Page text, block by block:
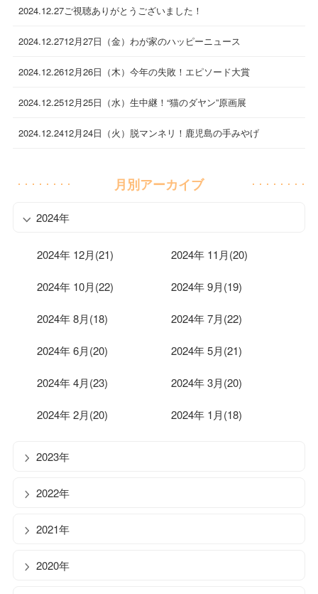
2024.12.27ご視聴ありがとうございました！
2024.12.2712月27日（金）わが家のハッピーニュース
2024.12.2612月26日（木）今年の失敗！エピソード大賞
2024.12.2512月25日（水）生中継！“猫のダヤン”原画展
2024.12.2412月24日（火）脱マンネリ！鹿児島の手みやげ
月別アーカイブ
2024年
2024年 12月(21) 2024年 11月(20)
2024年 10月(22) 2024年 9月(19)
2024年 8月(18) 2024年 7月(22)
2024年 6月(20) 2024年 5月(21)
2024年 4月(23) 2024年 3月(20)
2024年 2月(20) 2024年 1月(18)
2023年
2022年
2021年
2020年